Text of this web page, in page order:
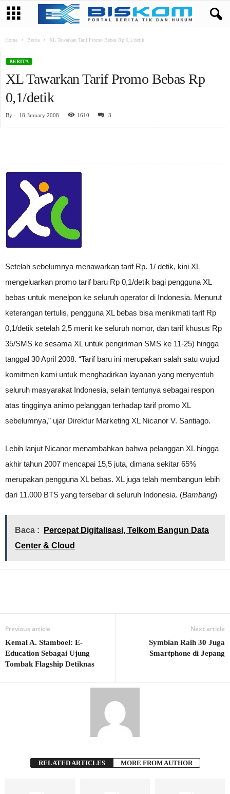
Home Berita XL Tawarkan Tarif Promo Bebas Rp 0,1/detik
BERITA
XL Tawarkan Tarif Promo Bebas Rp
0,1/detik
By - 18 January 2008 1610 3
Setelah sebelumnya menawarkan tarif Rp. 1/ detik, kini XL
mengeluarkan promo tarif baru Rp 0,1/detik bagi pengguna XL
bebas untuk menelpon ke seluruh operator di Indonesia. Menurut
keterangan tertulis, pengguna XL bebas bisa menikmati tarif Rp
0,1/detik setelah 2,5 menit ke seluruh nomor, dan tarif khusus Rp
35/SMS ke sesama XL untuk pengiriman SMS ke 11-25) hingga
tanggal 30 April 2008. “Tarif baru ini merupakan salah satu wujud
komitmen kami untuk menghadirkan layanan yang menyentuh
seluruh masyarakat Indonesia, selain tentunya sebagai respon
atas tingginya animo pelanggan terhadap tarif promo XL
sebelumnya,” ujar Direktur Marketing XL Nicanor V. Santiago.
Lebih lanjut Nicanor menambahkan bahwa pelanggan XL hingga
akhir tahun 2007 mencapai 15,5 juta, dimana sekitar 65%
merupakan pengguna XL bebas. XL juga telah membangun lebih
dari 11.000 BTS yang tersebar di seluruh Indonesia. (Bambang)
Baca :
Percepat Digitalisasi, Telkom Bangun Data
Center & Cloud
Previous article
Kemal A. Stamboel: E-
Education Sebagai Ujung
Tombak Flagship Detiknas
Next article
Symbian Raih 30 Juga
Smartphone di Jepang
RELATED ARTICLES MORE FROM AUTHOR